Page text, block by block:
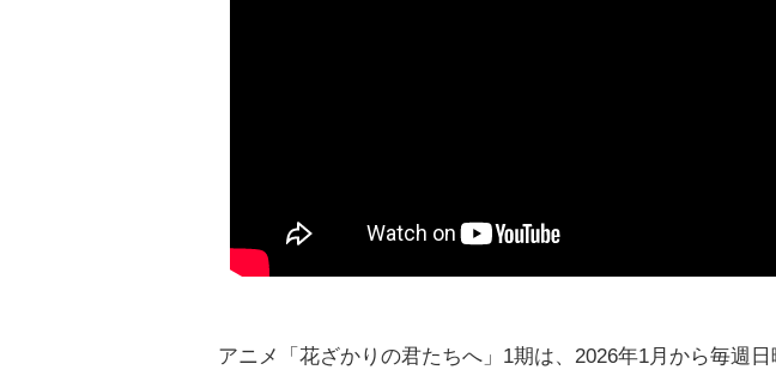
アニメ「花ざかりの君たちへ」1期は、2026年1月から毎週日